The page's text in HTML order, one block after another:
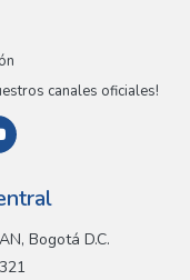
canales oficiales!
Bogotá D.C.